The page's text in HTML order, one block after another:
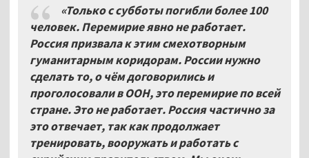
«Только с субботы погибли более 100
человек. Перемирие явно не работает.
Россия призвала к этим смехотворным
гуманитарным коридорам. России нужно
сделать то, о чём договорились и
проголосовали в ООН, это перемирие по всей
стране. Это не работает. Россия частично за
это отвечает, так как продолжает
тренировать, вооружать и работать с